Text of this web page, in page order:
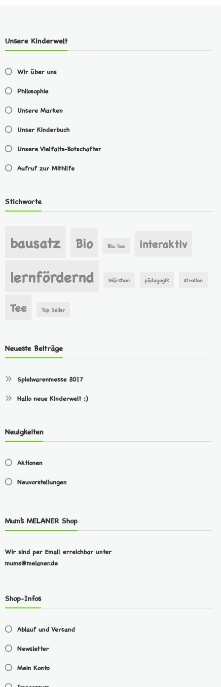
Unsere Kinderwelt
Wir über uns
Philosophie
Unsere Marken
Unser Kinderbuch
Unsere Vielfalts-Botschafter
Aufruf zur Mithilfe
Stichworte
bausatz Bio Bio. Tee interaktiv
lernfördernd Märchen pädagogik streiten
Tee Top Seller
Neueste Beiträge
Spielwarenmesse 2017
Hallo neue Kinderwelt :)
Neuigkeiten
Aktionen
Neuvorstellungen
Mum’s MELANER Shop
Wir sind per Email erreichbar unter
mums@melaner.de
Shop-Infos
Ablauf und Versand
Newsletter
Mein Konto